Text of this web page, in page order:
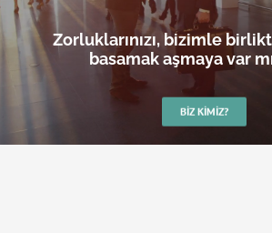
Zorluklarınızı, bizimle
basamak aşmaya var
BIZ KIMIZ?